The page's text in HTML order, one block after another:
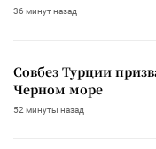
36 минут назад
Совбез Турции
Черном море
52 минуты назад